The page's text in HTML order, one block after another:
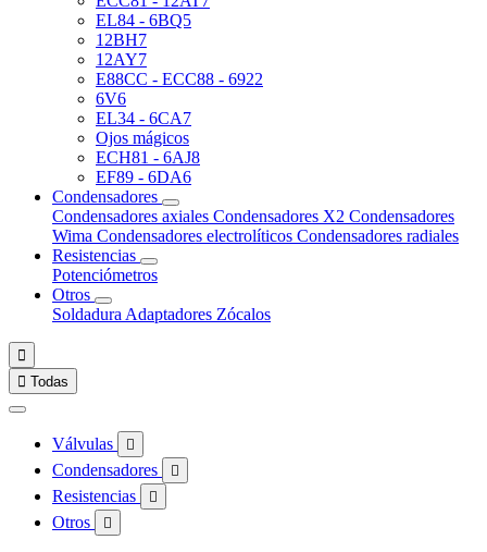
EL84 - 6BQ5
12BH7
12AY7
E88CC - ECC88 - 6922
6V6
EL34 - 6CA7
Ojos mágicos
ECH81 - 6AJ8
EF89 - 6DA6
Condensadores
Condensadores axiales Condensadores X2 Condensadores
Wima Condensadores electrolíticos Condensadores radiales
Resistencias
Potenciómetros
Otros
Soldadura Adaptadores Zócalos

 Todas
Válvulas 
Condensadores 
Resistencias 
Otros 